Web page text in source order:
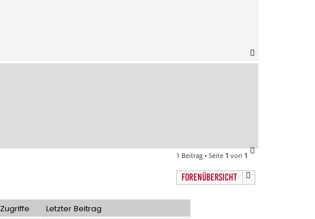
a
N
1 Beitrag • Seite 1 von 1
FORENÜBERSICHT
Zugriffe Letzter Beitrag